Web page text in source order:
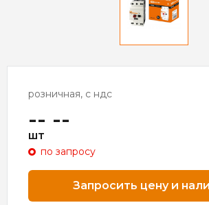
розничная, с ндс
-- --
шт
по запросу
Запросить цену и